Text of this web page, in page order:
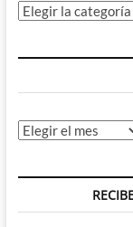
Categorías
Archivos